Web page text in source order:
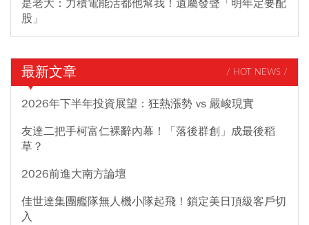
是老大：力積電能活都他幫我！遺屬發聲「明年定要配
股」
最新文章 / HOT NEWS /
2026年下半年投資展望：狂熱漲勢 vs 嚴峻現實
友達二把手柯富仁裸辭內幕！「落後群創」成最後稻
草？
2026前進大南方論壇
佳世達集團艦隊無人機小隊起飛！鎖定美日頂級客戶切
入